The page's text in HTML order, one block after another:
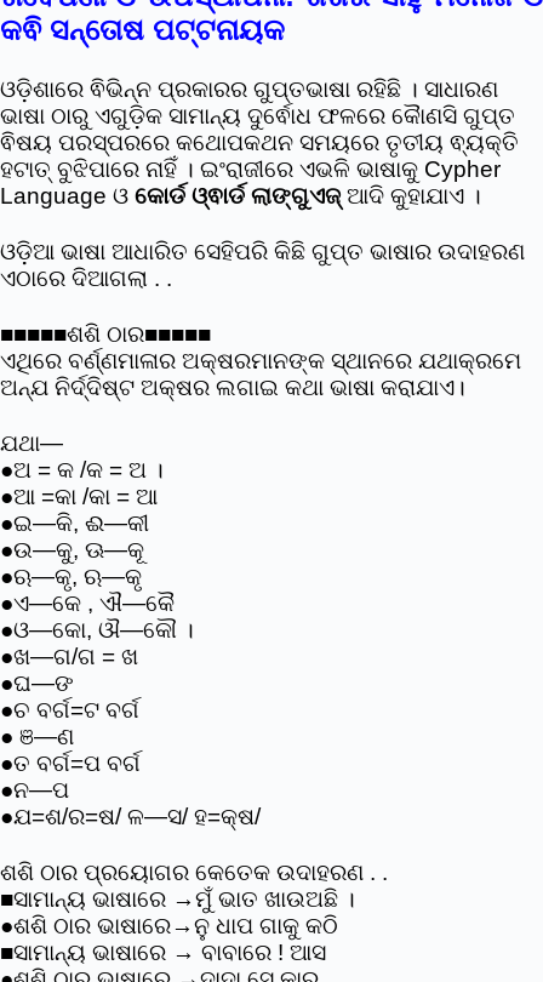
କଵି ସନ୍ତୋଷ ପଟ୍ଟନାୟକ
ଓଡ଼ିଶାରେ ଵିଭିନ୍ନ ପ୍ରକାରର ଗୁପ୍ତଭାଷା ରହିଛି । ସାଧାରଣ
ଭାଷା ଠାରୁ ଏଗୁଡ଼ିକ ସାମାନ୍ୟ ଦୁର୍ଵୋଧ ଫଳରେ କୋୖଣସି ଗୁପ୍ତ
ଵିଷୟ ପରସ୍ପରରେ କଥୋପକଥନ ସମୟରେ ତୃତୀୟ ଵ୍ୟକ୍ତି
ହଟାତ୍ ବୁଝିପାରେ ନାହିଁ । ଇଂରାଜୀରେ ଏଭଳି ଭାଷାକୁ Cypher
Language ଓ କୋର୍ଡ ଓ୍ଵାର୍ଡ ଲାଙ୍ଗୁଏଜ୍ଆଦି କୁହାଯାଏ ।
ଓଡ଼ିଆ ଭାଷା ଆଧାରିତ ସେହିପରି କିଛି ଗୁପ୍ତ ଭାଷାର ଉଦାହରଣ
ଏଠାରେ ଦିଆଗଲା . .
■■■■■ଶଶି ଠାର■■■■■
ଏଥିରେ ବର୍ଣ୍ଣମାଳାର ଅକ୍ଷରମାନଙ୍କ ସ୍ଥାନରେ ଯଥାକ୍ରମେ
ଅନ୍ଯ ନିର୍ଦ୍ଦିଷ୍ଟ ଅକ୍ଷର ଲଗାଇ କଥା ଭାଷା କରାଯାଏ।
ଯଥା—
●ଅ = କ /କ = ଅ ।
●ଆ =କା /କା = ଆ
●ଇ—କି, ଈ—କୀ
●ଉ—କୁ, ଊ—କୂ
●ଋ—କୃ, ଋ—କୃ
●ଏ—କେ , ଐ—କୈ
●ଓ—କୋ, ଔ—କୌ ।
●ଖ—ଗ/ଗ = ଖ
●ଘ—ଙ
●ଚ ବର୍ଗ=ଟ ବର୍ଗ
● ଞ—ଣ
●ତ ବର୍ଗ=ପ ବର୍ଗ
●ନ—ପ
●ଯ=ଶ/ର=ଷ/ ଳ—ସ/ ହ=କ୍ଷ/
ଶଶି ଠାର ପ୍ରୟୋଗର କେତେକ ଉଦାହରଣ . .
■ସାମାନ୍ୟ ଭାଷାରେ →ମୁଁ ଭାତ ଖାଉଅଛି ।
●ଶଶି ଠାର ଭାଷାରେ→ନୁ ଧାପ ଗାକୁ କଠି
■ସାମାନ୍ୟ ଭାଷାରେ → ବାବାରେ ! ଆସ